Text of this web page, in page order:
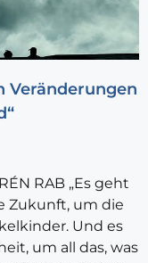
Veränderungen
RAB „Es geht
Zukunft, um die
Und es
um all das, was